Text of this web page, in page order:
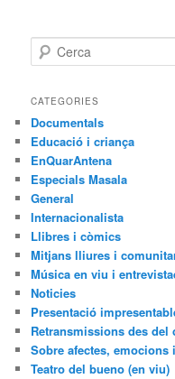
e
c
CATEGORIES
Documentals
Educació i criança
EnQuarAntena
Especials Masala
General
Internacionalista
Llibres i còmics
Mitjans lliures i
Música en viu i
Noticies
Presentació
Retransmissions des del
Sobre afectes, emocions
Teatro del bueno (en viu)